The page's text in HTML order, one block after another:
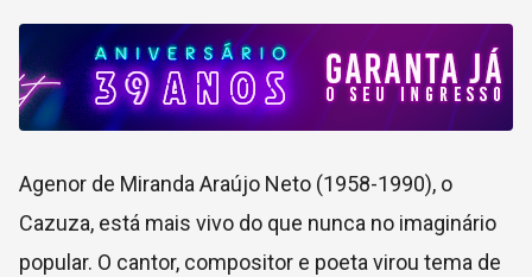
Agenor de Miranda Araújo Neto (1958-1990), o
Cazuza, está mais vivo do que nunca no imaginário
popular. O cantor, compositor e poeta virou tema de